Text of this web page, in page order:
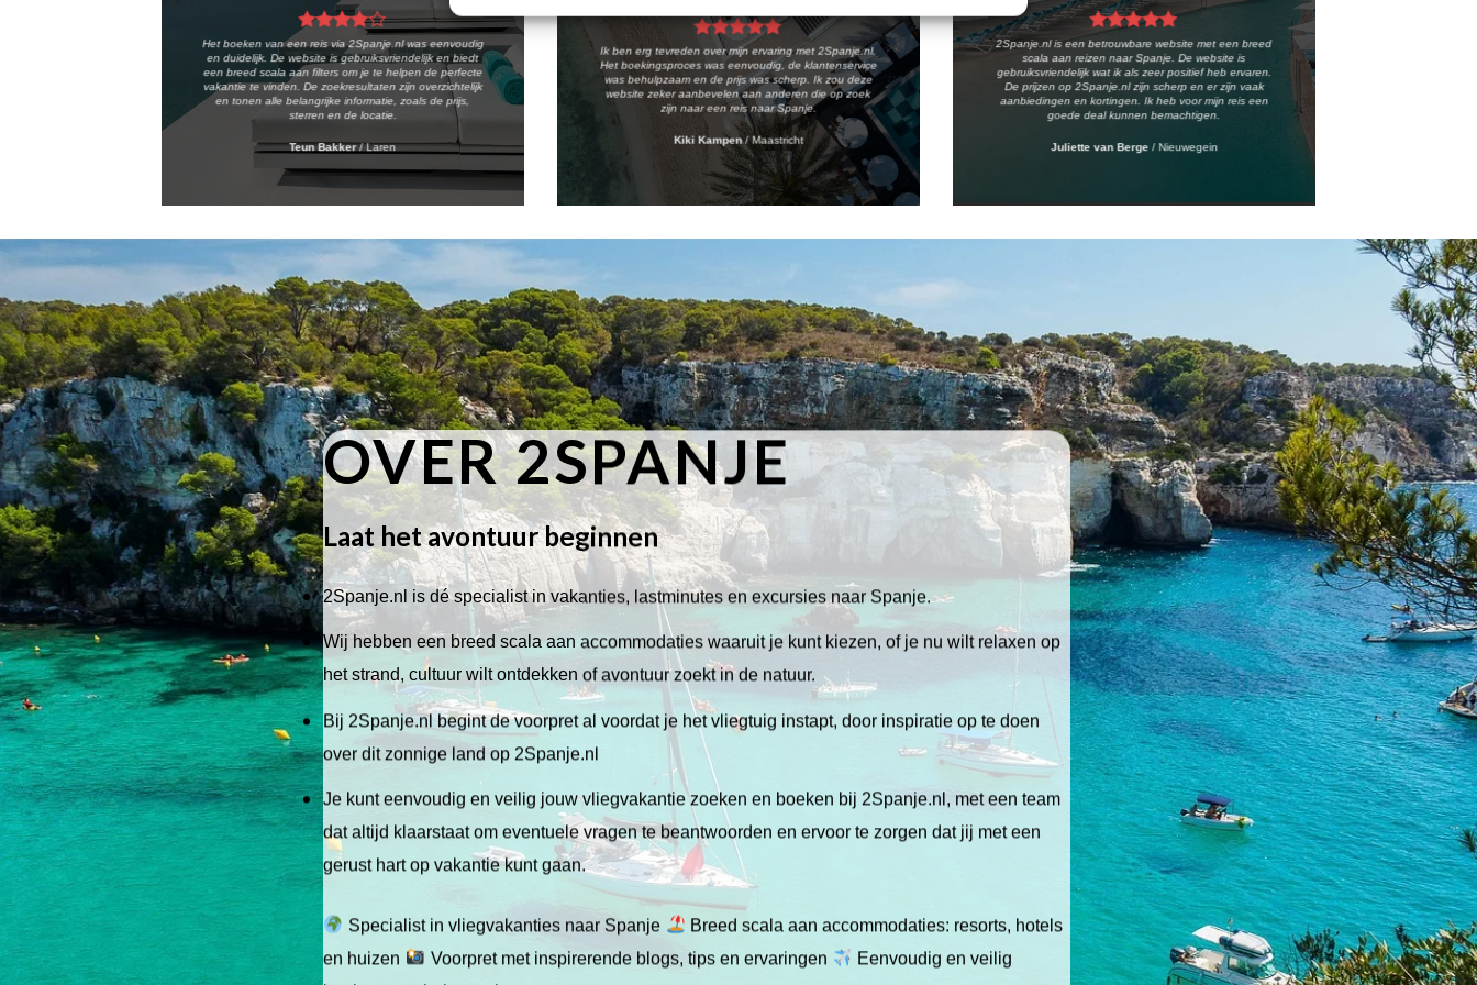
Het boeken van een reis via 2Spanje.nl was eenvoudig
en duidelijk. De website is gebruiksvriendelijk en biedt
een breed scala aan filters om je te helpen de perfecte
vakantie te vinden. De zoekresultaten zijn overzichtelijk
en tonen alle belangrijke informatie, zoals de prijs,
sterren en de locatie.
Teun Bakker /Laren
Ik ben erg tevreden over mijn ervaring met 2Spanje.nl.
Het boekingsproces was eenvoudig, de klantenservice
was behulpzaam en de prijs was scherp. Ik zou deze
website zeker aanbevelen aan anderen die op zoek
zijn naar een reis naar Spanje.
Kiki Kampen /Maastricht
2Spanje.nl is een betrouwbare website met een breed
scala aan reizen naar Spanje. De website is
gebruiksvriendelijk wat ik als zeer positief heb ervaren.
De prijzen op 2Spanje.nl zijn scherp en er zijn vaak
aanbiedingen en kortingen. Ik heb voor mijn reis een
goede deal kunnen bemachtigen.
Juliette van Berge /Nieuwegein
OVER 2SPANJE
Laat het avontuur beginnen
2Spanje.nl is dé specialist in vakanties, lastminutes en excursies naar Spanje.
Wij hebben een breed scala aan accommodaties waaruit je kunt kiezen, of je nu wilt relaxen op
het strand, cultuur wilt ontdekken of avontuur zoekt in de natuur.
Bij 2Spanje.nl begint de voorpret al voordat je het vliegtuig instapt, door inspiratie op te doen
over dit zonnige land op 2Spanje.nl
Je kunt eenvoudig en veilig jouw vliegvakantie zoeken en boeken bij 2Spanje.nl, met een team
dat altijd klaarstaat om eventuele vragen te beantwoorden en ervoor te zorgen dat jij met een
gerust hart op vakantie kunt gaan.
Specialist in vliegvakanties naar Spanje
Breed scala aan accommodaties: resorts, hotels
en huizen
Voorpret met inspirerende blogs, tips en ervaringen
Eenvoudig en veilig